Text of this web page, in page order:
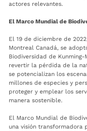
actores relevantes.
El Marco Mundial de
El 19 de diciembre de
Montreal Canadá, se
Biodiversidad de
revertir la pérdida de la
se potencializan los
millones de especies y
proteger y emplear los
manera sostenible.
El Marco Mundial de
una visión transformadora